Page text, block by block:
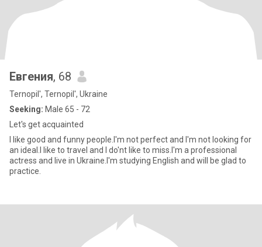
Евгения, 68
Ternopil', Ternopil', Ukraine
Seeking: Male 65 - 72
Let's get acquainted
I like good and funny people.I'm not perfect and I'm not looking for
an ideal.I like to travel and I do'nt like to miss.I'm a professional
actress and live in Ukraine.I'm studying English and will be glad to
practice.